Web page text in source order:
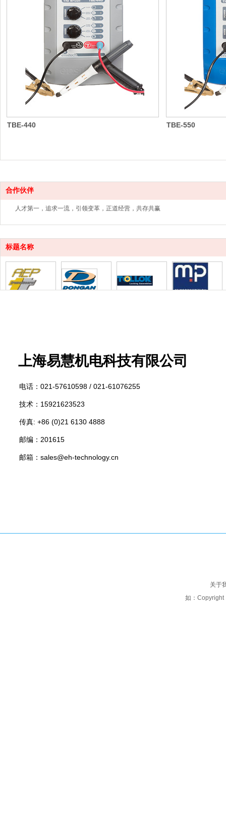
TBE-440 TBE-550
合作伙伴
人才第一，追求一流，引领变革，正道经营，共存共赢
标题名称
电话： 021-57610598 / 021-61076255
技术：15921623523
传真: +86 (0)21 6130 4888
邮编：201615
邮箱：sales@eh-technology.cn
上海易慧机电科技有限公司
关于
如：Copyright